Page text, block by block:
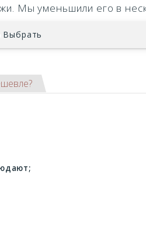
Мы уменьшили его в
Выбрать